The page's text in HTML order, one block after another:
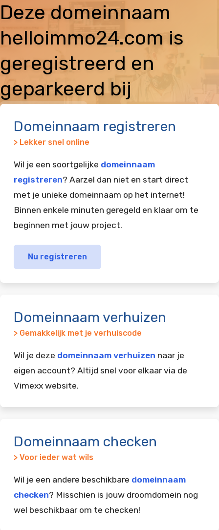
Deze domeinnaam
helloimmo24.com is
geregistreerd en
geparkeerd bij
Domeinnaam registreren
> Lekker snel online
Wil je een soortgelijke domeinnaam
registreren? Aarzel dan niet en start direct
met je unieke domeinnaam op het internet!
Binnen enkele minuten geregeld en klaar om te
beginnen met jouw project.
Nu registreren
Domeinnaam verhuizen
> Gemakkelijk met je verhuiscode
Wil je deze domeinnaam verhuizen naar je
eigen account? Altijd snel voor elkaar via de
Vimexx website.
Domeinnaam checken
> Voor ieder wat wils
Wil je een andere beschikbare domeinnaam
checken? Misschien is jouw droomdomein nog
wel beschikbaar om te checken!